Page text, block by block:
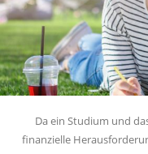
Da ein Studium und
finanzielle